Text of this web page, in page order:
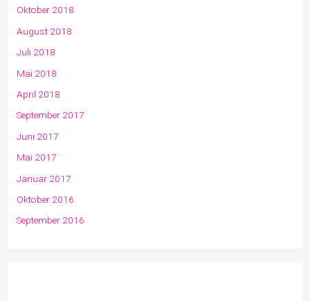
Oktober 2018
August 2018
Juli 2018
Mai 2018
April 2018
September 2017
Juni 2017
Mai 2017
Januar 2017
Oktober 2016
September 2016